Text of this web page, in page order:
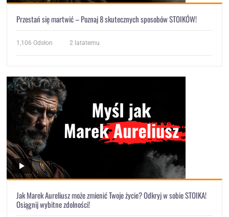
Przestań się martwić – Poznaj 8 skutecznych sposobów STOIKÓW!
1,106 Odsłon 2 latatemu
Jak Marek Aureliusz może zmienić Twoje życie? Odkryj w sobie STOIKA!
Osiągnij wybitne zdolności!